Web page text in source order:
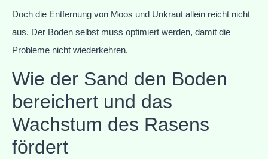
Doch die Entfernung von Moos und Unkraut allein reicht nicht
aus. Der Boden selbst muss optimiert werden, damit die
Probleme nicht wiederkehren.
Wie der Sand den Boden
bereichert und das
Wachstum des Rasens
fördert